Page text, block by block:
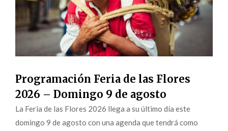
Programación Feria de las Flores
2026 – Domingo 9 de agosto
La Feria de las Flores 2026 llega a su último día este
domingo 9 de agosto con una agenda que tendrá como